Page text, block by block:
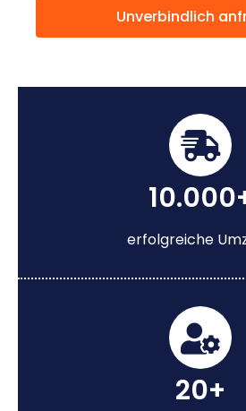
Unverbindlich
erfolgreiche
20+